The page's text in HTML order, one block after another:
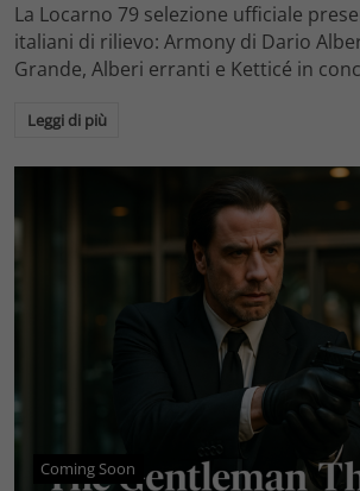
La Locarno 79 selezione ufficiale
italiani di rilievo: Armony di Dario
Grande, Alberi erranti e Ketticé in
Leggi di più
Coming Soon